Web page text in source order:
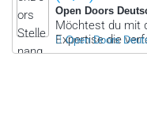
Open Doors
Möchtest du mit
Expertise die
Open Doors